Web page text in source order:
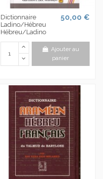
Dictionnaire
Ladino/Hébreu
Hébreu/Ladino
50,00 €
Ajouter au
panier